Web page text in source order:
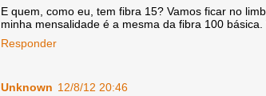
E quem, como eu, tem fibra 15? Vamos ficar no
minha mensalidade é a mesma da fibra 100
Responder
Unknown 12/8/12 20:46